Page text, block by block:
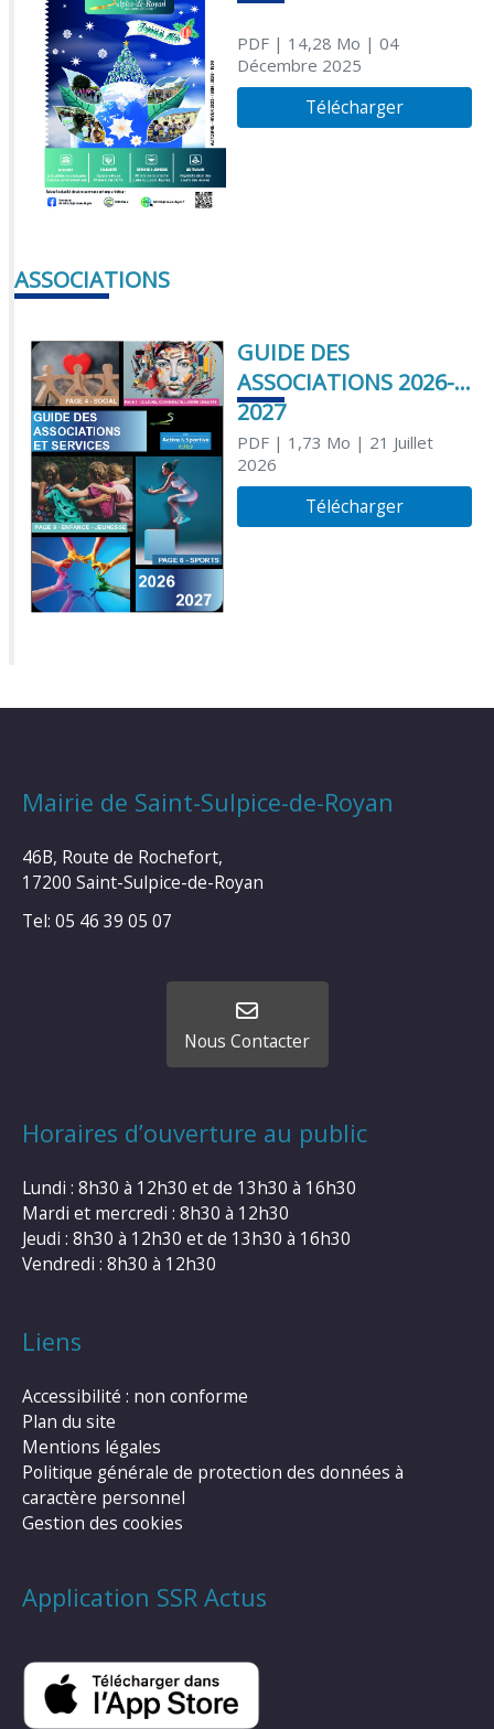
PDF| 14,28 Mo | 04
Décembre 2025
Télécharger
ASSOCIATIONS
GUIDE DES
ASSOCIATIONS 2026-
2027
PDF| 1,73 Mo | 21 Juillet
2026
Télécharger
Mairie de Saint-Sulpice-de-Royan
46B, Route de Rochefort,
17200 Saint-Sulpice-de-Royan
Tel: 05 46 39 05 07
Nous Contacter
Horaires d’ouverture au public
Lundi : 8h30 à 12h30 et de 13h30 à 16h30
Mardi et mercredi : 8h30 à 12h30
Jeudi : 8h30 à 12h30 et de 13h30 à 16h30
Vendredi : 8h30 à 12h30
Liens
Accessibilité : non conforme
Plan du site
Mentions légales
Politique générale de protection des données à
caractère personnel
Gestion des cookies
Application SSR Actus